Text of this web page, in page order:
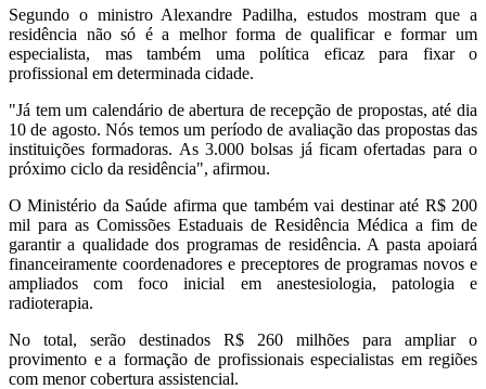
Segundo o ministro Alexandre Padilha, estudos mostram que a
residência não só é a melhor forma de qualificar e formar um
especialista, mas também uma política eficaz para fixar o
profissional em determinada cidade.
"Já tem um calendário de abertura de recepção de propostas, até dia
10 de agosto. Nós temos um período de avaliação das propostas das
instituições formadoras. As 3.000 bolsas já ficam ofertadas para o
próximo ciclo da residência", afirmou.
O Ministério da Saúde afirma que também vai destinar até R$ 200
mil para as Comissões Estaduais de Residência Médica a fim de
garantir a qualidade dos programas de residência. A pasta apoiará
financeiramente coordenadores e preceptores de programas novos e
ampliados com foco inicial em anestesiologia, patologia e
radioterapia.
No total, serão destinados R$ 260 milhões para ampliar o
provimento e a formação de profissionais especialistas em regiões
com menor cobertura assistencial.